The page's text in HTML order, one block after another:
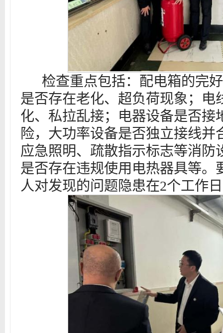
检查重点包括：配电箱的完
是否存在老化、超负荷现象；电
化、私拉乱接；电器设备是否接
险，大功率设备是否独立接线并
应急照明、疏散指示标志等消防
是否存在违规使用电热器具等。
人对发现的问题隐患在2个工作